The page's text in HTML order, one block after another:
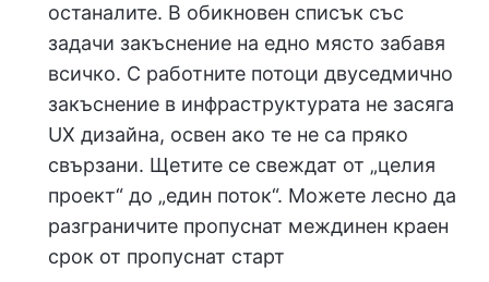
останалите. В обикновен списък със
задачи закъснение на едно място забавя
всичко. С работните потоци двуседмично
закъснение в инфраструктурата не засяга
UX дизайна, освен ако те не са пряко
свързани. Щетите се свеждат от „целия
проект“ до „един поток“. Можете лесно да
разграничите пропуснат междинен краен
срок от пропуснат старт